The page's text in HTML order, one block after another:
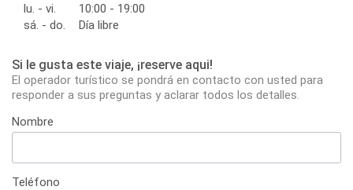
lu. - vi.
10:00 - 19:00
sá. - do.
Día libre
Si le gusta este viaje, ¡reserve aqui!
El operador turístico se pondrá en contacto con usted para
responder a sus preguntas y aclarar todos los detalles.
Nombre
Teléfono